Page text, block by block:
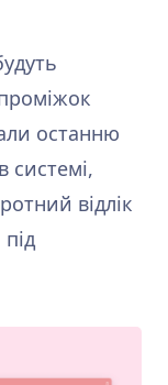
останню
системі,
відлік